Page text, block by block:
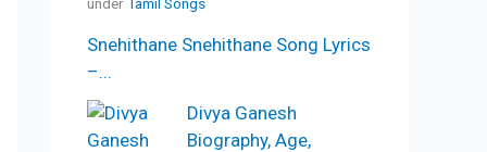
under Tamil Songs
Snehithane Snehithane Song Lyrics
–...
Divya Ganesh
Biography, Age,